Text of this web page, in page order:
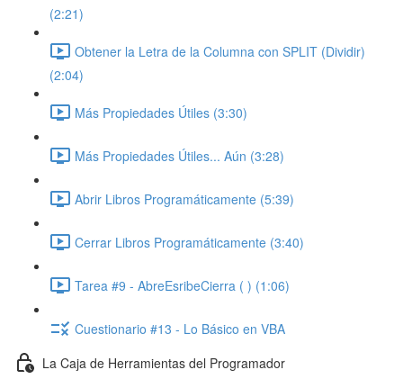
(2:21)
Obtener la Letra de la Columna con SPLIT (Dividir)
(2:04)
Más Propiedades Útiles (3:30)
Más Propiedades Útiles... Aún (3:28)
Abrir Libros Programáticamente (5:39)
Cerrar Libros Programáticamente (3:40)
Tarea #9 - AbreEsribeCierra ( ) (1:06)
Cuestionario #13 - Lo Básico en VBA
La Caja de Herramientas del Programador